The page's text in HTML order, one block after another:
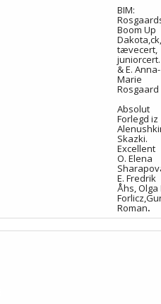
BIM:
Boom Up
tævecert,
& E. Anna-
Marie
Rosgaard
Absolut
Forlegd iz
Skazki.
Excellent
O. Elena
E. Fredrik
Åhs, Olga
Roman.